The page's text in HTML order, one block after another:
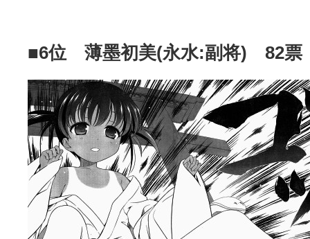
■6位 薄墨初美(永水:副将) 82票